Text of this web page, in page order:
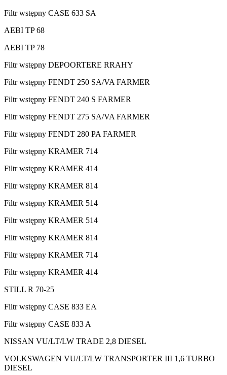
Filtr wstępny CASE 633 SA
AEBI TP 68
AEBI TP 78
Filtr wstępny DEPOORTERE RRAHY
Filtr wstępny FENDT 250 SA/VA FARMER
Filtr wstępny FENDT 240 S FARMER
Filtr wstępny FENDT 275 SA/VA FARMER
Filtr wstępny FENDT 280 PA FARMER
Filtr wstępny KRAMER 714
Filtr wstępny KRAMER 414
Filtr wstępny KRAMER 814
Filtr wstępny KRAMER 514
Filtr wstępny KRAMER 514
Filtr wstępny KRAMER 814
Filtr wstępny KRAMER 714
Filtr wstępny KRAMER 414
STILL R 70-25
Filtr wstępny CASE 833 EA
Filtr wstępny CASE 833 A
NISSAN VU/LT/LW TRADE 2,8 DIESEL
VOLKSWAGEN VU/LT/LW TRANSPORTER III 1,6 TURBO
DIESEL